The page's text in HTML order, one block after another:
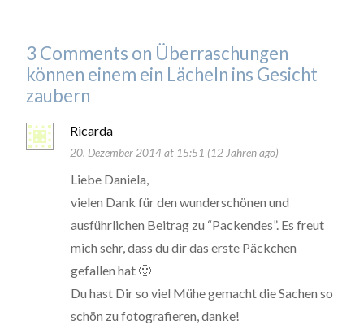
3 Comments on Überraschungen
können einem ein Lächeln ins Gesicht
zaubern
Ricarda
20. Dezember 2014 at 15:51 (12 Jahren ago)
Liebe Daniela,
vielen Dank für den wunderschönen und
ausführlichen Beitrag zu “Packendes”. Es freut
mich sehr, dass du dir das erste Päckchen
gefallen hat 🙂
Du hast Dir so viel Mühe gemacht die Sachen so
schön zu fotografieren, danke!